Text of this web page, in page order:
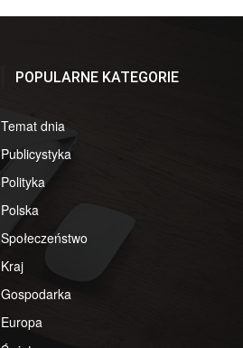
POPULARNE KATEGORIE
Temat dnia
Publicystyka
Polityka
Polska
Społeczeństwo
Kraj
Gospodarka
Europa